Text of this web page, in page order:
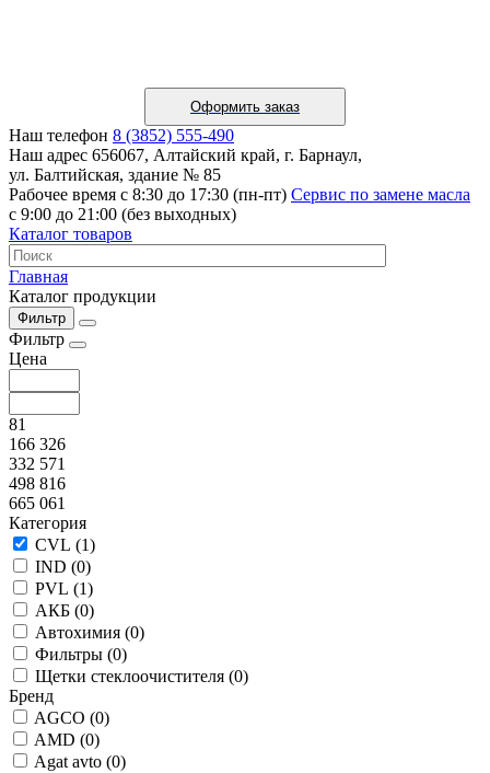
Оформить заказ
Наш телефон 8 (3852) 555-490
Наш адрес 656067, Алтайский край, г. Барнаул,
ул. Балтийская, здание № 85
Рабочее время с 8:30 до 17:30 (пн-пт) Сервис по замене масла
с 9:00 до 21:00 (без выходных)
Каталог товаров
Главная
Каталог продукции
Фильтр
Фильтр
Цена
81
166 326
332 571
498 816
665 061
Категория
CVL (1)
IND (0)
PVL (1)
АКБ (0)
Автохимия (0)
Фильтры (0)
Щетки стеклоочистителя (0)
Бренд
AGCO (0)
AMD (0)
Agat avto (0)